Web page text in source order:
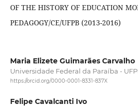
OF THE HISTORY OF EDUCATION
PEDAGOGY/CE/UFPB (2013-2016)
Maria Elizete Guimarães Carvalho
Universidade Federal da Paraíba -
https://orcid.org/0000-0001-8331-837X
Felipe Cavalcanti Ivo